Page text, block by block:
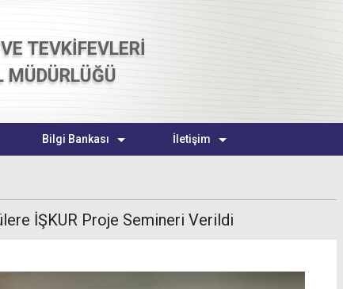
TEVKİFEVLERİ
MÜDÜRLÜĞÜ
Bilgi Bankası İletişim
İŞKUR Proje Semineri Verildi